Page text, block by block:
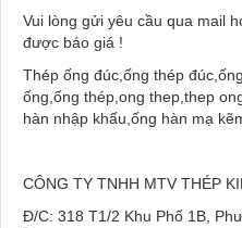
Vui lòng gửi yêu cầu qua mail
được báo giá !
Thép ống đúc,ống thép
ống,ống thép,ong thep,thep
hàn nhập khấu,ống hàn mạ
CÔNG TY TNHH MTV THÉP
Đ/C: 318 T1/2 Khu Phố 1B,